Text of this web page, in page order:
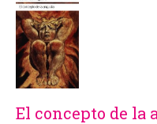
El concepto de la